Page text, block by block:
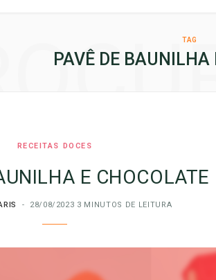
TAG
PAVÊ DE BAUNILHA
RECEITAS DOCES
E CHOCOLATE
28/08/2023 3 MINUTOS DE LEITURA